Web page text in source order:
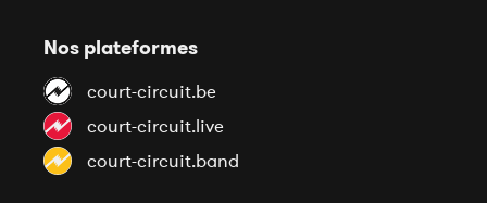
Nos plateformes
court-circuit.be
court-circuit.live
court-circuit.band